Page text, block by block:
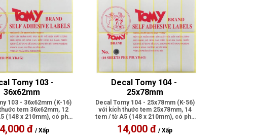
Tomy 103 -
36x62mm
103 - 36x62mm (K-16)
tem 36x62mm, 12
(148 x 210mm), có phủ
lớp.. đ / Xấp
Decal Tomy 104 -
25x78mm
Decal Tomy 104 - 25x78mm (K-56)
với kích thước tem 25x78mm, 14
tem / tờ A5 (148 x 210mm), có phủ
lớp..
14,000 đ / Xấp